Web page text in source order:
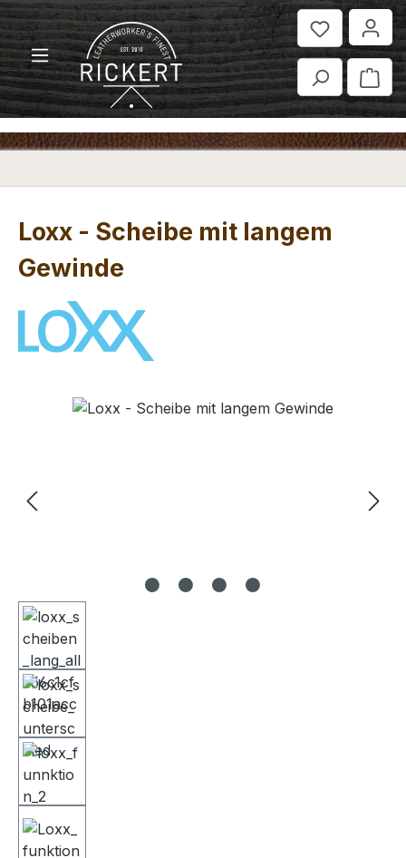
Zum Hauptinhalt springen
Loxx - Scheibe mit langem
Gewinde
Bildergalerie überspringen